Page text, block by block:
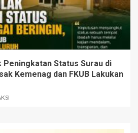
Peningkatan Status Surau di
Kemenag dan FKUB Lakukan